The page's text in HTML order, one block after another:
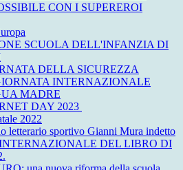
CON I SUPEREROI
SCUOLA DELL'INFANZIA DI
DELLA SICUREZZA
INTERNAZIONALE
MADRE
DAY 2023
2022
letterario sportivo Gianni Mura indetto
DEL LIBRO DI